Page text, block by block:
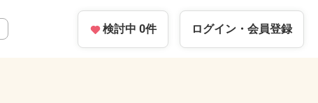
検討中 0件 ログイン・ 会員登録